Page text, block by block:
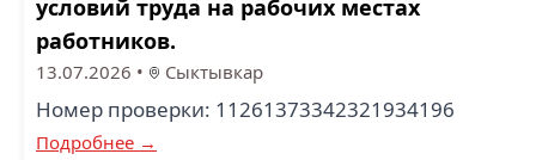
условий труда на рабочих местах
работников.
13.07.2026 • Сыктывкар
Номер проверки: 11261373342321934196
Подробнее →